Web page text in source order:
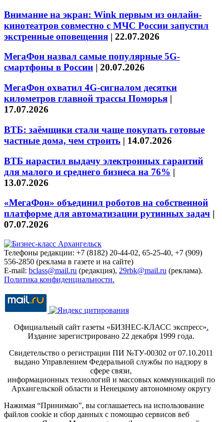
Внимание на экран: Wink первым из онлайн-
кинотеатров совместно с МЧС России запустил
экстренные оповещения | 22.07.2026
МегаФон назвал самые популярные 5G-
смартфоны в России | 20.07.2026
МегаФон охватил 4G-сигналом десятки
километров главной трассы Поморья |
17.07.2026
ВТБ: заёмщики стали чаще покупать готовые
частные дома, чем строить | 14.07.2026
ВТБ нарастил выдачу электронных гарантий
для малого и среднего бизнеса на 76% |
13.07.2026
«МегаФон» объединил роботов на собственной
платформе для автоматизации рутинных задач |
07.07.2026
Телефоны редакции: +7 (8182) 20-44-02, 65-25-40, +7 (909)
556-2850 (реклама в газете и на сайте)
E-mail: bclass@mail.ru (редакция), 29rbk@mail.ru (реклама).
Политика конфиденциальности.
Официальный сайт газеты «БИЗНЕС-КЛАСС экспресс».
Издание зарегистрировано 22 декабря 1999 года.
Свидетельство о регистрации ПИ №ТУ-00302 от 07.10.2011
выдано Управлением Федеральной службы по надзору в
сфере связи,
информационных технологий и массовых коммуникаций по
Архангельской области и Ненецкому автономному округу
Нажимая “Принимаю”, вы соглашаетесь на использование
файлов cookie и сбор данных с помощью сервисов веб